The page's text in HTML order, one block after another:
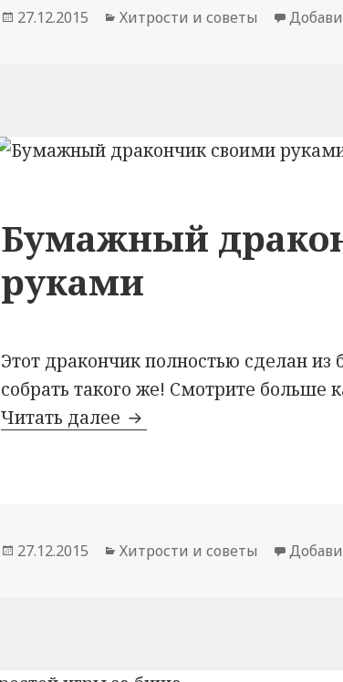
Опубликовано
27.12.2015 Рубрики
Хитрости и советы
Бумажный
руками
Этот дракончик полностью сделан
собрать такого же! Смотрите больше
Читать далее Бумажный дракончик
Опубликовано
27.12.2015 Рубрики
Хитрости и советы